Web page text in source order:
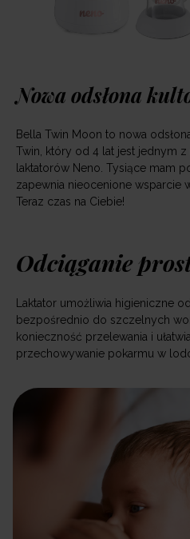
Nowa odsłona
Bella Twin Moon to nowa
Twin, który od 4 lat jest jednym
laktatorów Neno. Tysiące mam
zapewnia nieocenione wsparcie
Teraz czas na Ciebie!
Odciąganie
Laktator umożliwia higieniczne
bezpośrednio do szczelnych
konieczność przelewania i
przechowywanie pokarmu w